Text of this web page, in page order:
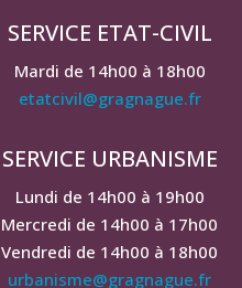
SERVICE ETAT-CIVIL
Mardi de 14h00 à 18h00
etatcivil@gragnague.fr
SERVICE URBANISME
Lundi de 14h00 à 19h00
Mercredi de 14h00 à 17h00
Vendredi de 14h00 à 18h00
urbanisme@gragnague.fr